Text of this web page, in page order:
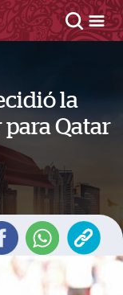
la
para Qatar